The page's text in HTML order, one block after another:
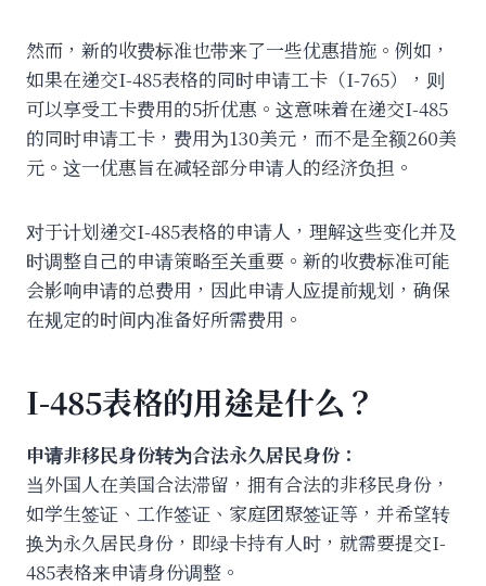
然而，新的收费标准也带来了一些优惠措施。例如，
如果在递交I-485表格的同时申请工卡（I-765），则
可以享受工卡费用的5折优惠。这意味着在递交I-485
的同时申请工卡，费用为130美元，而不是全额260美
元。这一优惠旨在减轻部分申请人的经济负担。
对于计划递交I-485表格的申请人，理解这些变化并及
时调整自己的申请策略至关重要。新的收费标准可能
会影响申请的总费用，因此申请人应提前规划，确保
在规定的时间内准备好所需费用。
I-485表格的用途是什么？
申请非移民身份转为合法永久居民身份：
当外国人在美国合法滞留，拥有合法的非移民身份，
如学生签证、工作签证、家庭团聚签证等，并希望转
换为永久居民身份，即绿卡持有人时，就需要提交I-
485表格来申请身份调整。